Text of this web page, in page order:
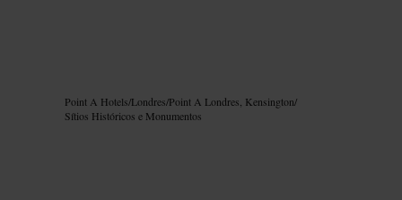
Point A Hotels/Londres/Point A Londres, Kensington/
Sítios Históricos e Monumentos